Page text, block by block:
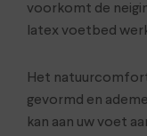
voorkomt de
latex voetbed
Het
gevormd en
kan aan uw voet